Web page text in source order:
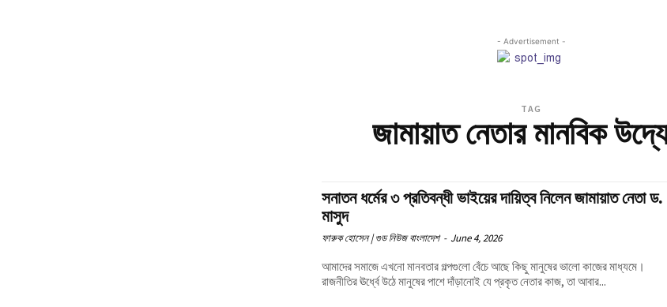
- Advertisement -
TAG
জামায়াত নেতার মানবিক
সনাতন ধর্মের ৩ প্রতিবন্ধী ভাইয়ের দায়িত্ব নিলেন জামায়াত নেতা ড.
মাসুদ
ফারুক হোসেন | গুড নিউজ বাংলাদেশ - June 4, 2026
আমাদের সমাজে এখনো মানবতার গল্পগুলো বেঁচে আছে কিছু মানুষের ভালো কাজের মাধ্যমে।
রাজনীতির ঊর্ধ্বে উঠে মানুষের পাশে দাঁড়ানোই যে প্রকৃত নেতার কাজ, তা আবার...